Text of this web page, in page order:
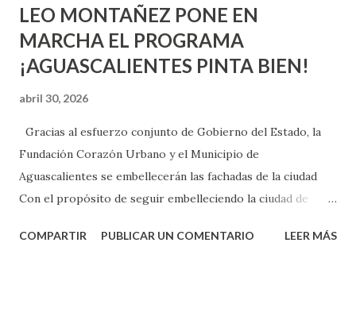
LEO MONTAÑEZ PONE EN
MARCHA EL PROGRAMA
¡AGUASCALIENTES PINTA BIEN!
abril 30, 2026
Gracias al esfuerzo conjunto de Gobierno del Estado, la
Fundación Corazón Urbano y el Municipio de
Aguascalientes se embellecerán las fachadas de la ciudad
Con el propósito de seguir embelleciendo la ciudad de
municipal, Leo Montañez dio inicio al programa
COMPARTIR PUBLICAR UN COMENTARIO LEER MÁS